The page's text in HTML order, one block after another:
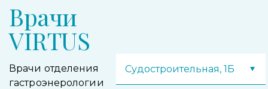
Врачи
VIRTUS
Врачи отделения
гастроэнерологии
Судостроительная, 1Б